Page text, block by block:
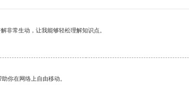
非常生动，让我能够轻松理解知识点。
你在网络上自由移动。